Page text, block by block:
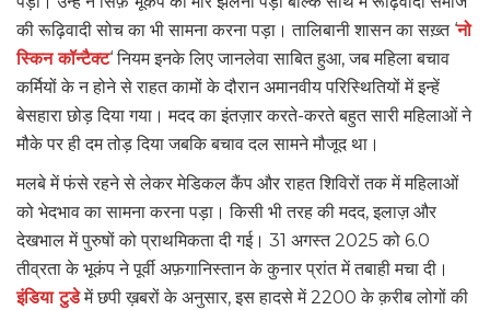
की रूढ़िवादी सोच का भी सामना करना पड़ा। तालिबानी शासन का सख़्त ‘नो
स्किन कॉन्टैक्ट‘ नियम इनके लिए जानलेवा साबित हुआ, जब महिला बचाव
कर्मियों के न होने से राहत कामों के दौरान अमानवीय परिस्थितियों में इन्हें
बेसहारा छोड़ दिया गया। मदद का इंतज़ार करते-करते बहुत सारी महिलाओं ने
मौके पर ही दम तोड़ दिया जबकि बचाव दल सामने मौजूद था।
मलबे में फंसे रहने से लेकर मेडिकल कैंप और राहत शिविरों तक में महिलाओं
को भेदभाव का सामना करना पड़ा। किसी भी तरह की मदद, इलाज़ और
देखभाल में पुरुषों को प्राथमिकता दी गई। 31 अगस्त 2025 को 6.0
तीव्रता के भूकंप ने पूर्वी अफ़गानिस्तान के कुनार प्रांत में तबाही मचा दी।
इंडिया टुडे में छपी ख़बरों के अनुसार, इस हादसे में 2200 के क़रीब लोगों की